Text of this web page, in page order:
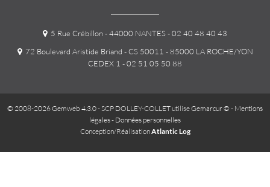
5 Rue Crébillon - 44000 NANTES- 02 40 48 40 43
72 Boulevard Aristide Briand - CS 50011 - 85000 LA ROCHE/YON
CEDEX 1 - 02 51 05 50 88
© 2008-2026 Gemweb 4.3.0- SCP DOLLEY-COLLET utiliseGemarcur © - Mentions
légales- Données personnelles
Conception/RéalisationAtlantic Log